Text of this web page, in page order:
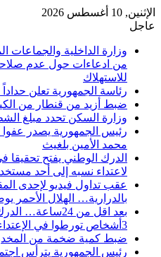
الإثنين, 10 أغسطس 2026
عاجل
وزارة الداخلية والجماعات
من ادعاءات حول عدم
للاستهلاك
رئاسة الجمهورية تعلن حداداً
ضبط أزيد من قنطار من
وزارة السكن تحدد مبلغ
رئيس الجمهورية يصدر عفوا
محمد الأمين بلغيث
الدرك الوطني يفتح
لاعتداء نسبه إلى أحد
عقب تداول فيديو لإحدى
بالدرارية… الهلال الأحمر
بعد اقل من
3أشخاص تورطوا في الإعتداء على مواطن
ضبط كمية ضخمة من
رئيس الجمهورية يترأس